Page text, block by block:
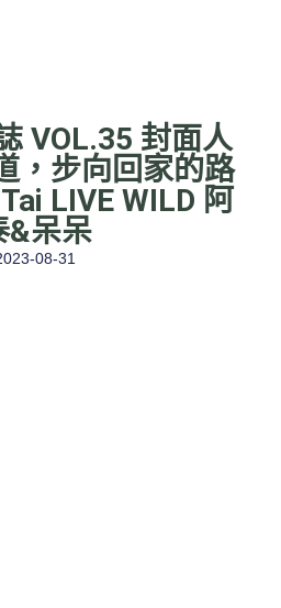
VOL.35 封面人
，步向回家的路
LIVE WILD 阿
&呆呆
08-31